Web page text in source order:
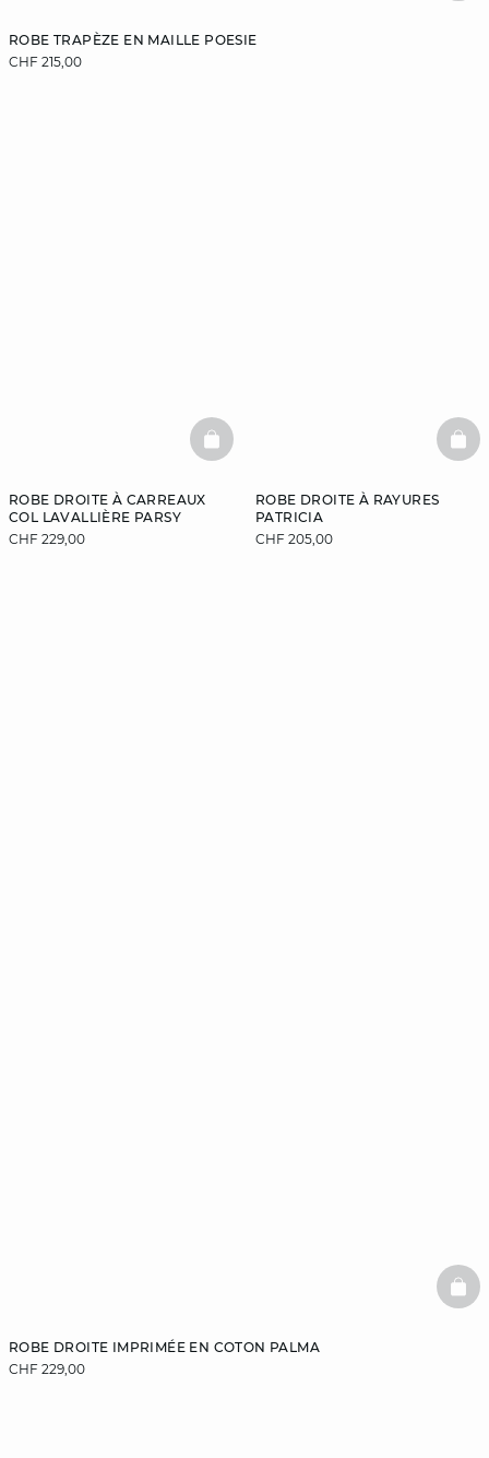
ROBE TRAPÈZE EN MAILLE POESIE
CHF 215,00
ROBE DROITE À CARREAUX
COL LAVALLIÈRE PARSY
CHF 229,00
BASKETFULL
ROBE DROITE À RAYURES
PATRICIA
CHF 205,00
ROBE DROITE IMPRIMÉE EN COTON PALMA
CHF 229,00